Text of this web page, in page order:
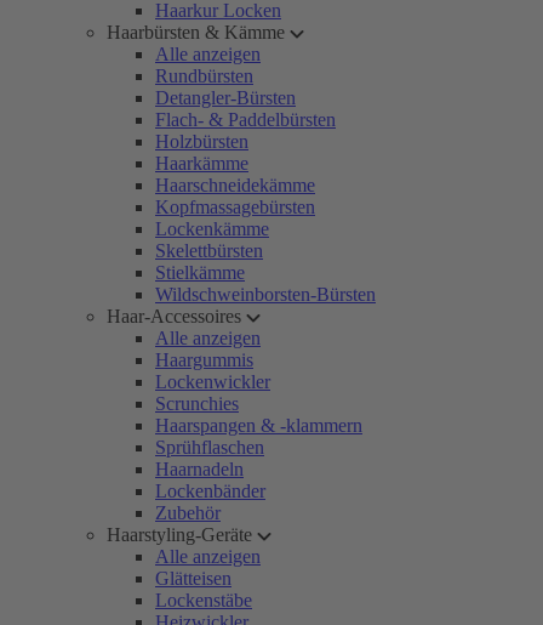
Haarkur Locken
Haarbürsten & Kämme
Alle anzeigen
Rundbürsten
Detangler-Bürsten
Flach- & Paddelbürsten
Holzbürsten
Haarkämme
Haarschneidekämme
Kopfmassagebürsten
Lockenkämme
Skelettbürsten
Stielkämme
Wildschweinborsten-Bürsten
Haar-Accessoires
Alle anzeigen
Haargummis
Lockenwickler
Scrunchies
Haarspangen & -klammern
Sprühflaschen
Haarnadeln
Lockenbänder
Zubehör
Haarstyling-Geräte
Alle anzeigen
Glätteisen
Lockenstäbe